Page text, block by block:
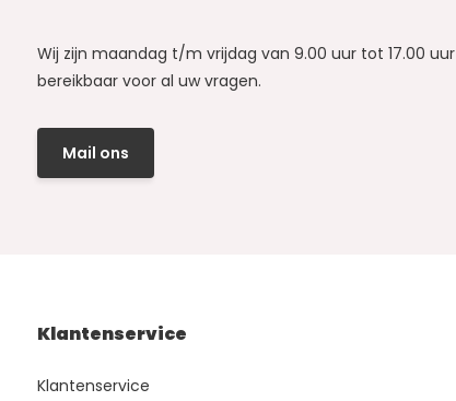
Wij zijn maandag t/m vrijdag van 9.00 uur tot 17.00 uur
bereikbaar voor al uw vragen.
Mail ons
Klantenservice
Klantenservice